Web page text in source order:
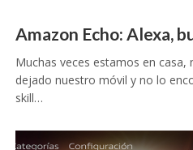
Amazon Echo: Alexa,
Muchas veces estamos en
dejado nuestro móvil y no lo
skill…